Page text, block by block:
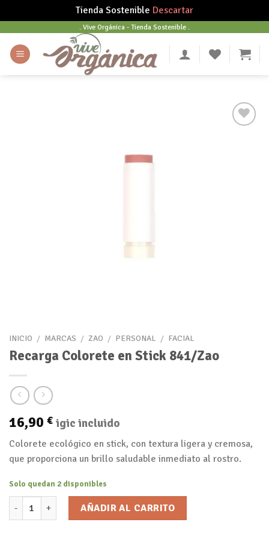
Tienda Sostenible Descartar
content
. Vive Orgánica - Tienda Sostenible .
INICIO / MARCAS / ZAO / PERSONAL / FACIAL
Recarga Colorete en Stick 841/Zao
16,90 € igic incluido
Colorete ecológico en stick, con textura ligera y cremosa,
que proporciona un brillo saludable inmediato al rostro.
Solo quedan 2 disponibles
Recarga Colorete en Stick 841/Zao cantidad
AÑADIR AL CARRITO